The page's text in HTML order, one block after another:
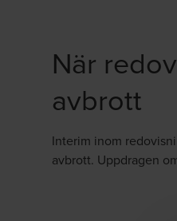
När
avbrott
Interim inom
avbrott. Uppdragen